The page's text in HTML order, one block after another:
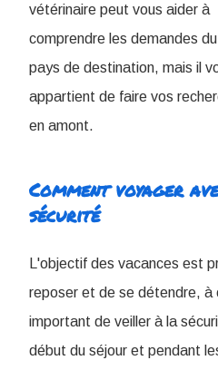
vétérinaire peut vous aider à
comprendre les demandes du
pays de destination, mais il
appartient de faire vos
en amont.
Comment voyager
sécurité
L'objectif des vacances est
reposer et de se détendre,
important de veiller à la
début du séjour et pendant